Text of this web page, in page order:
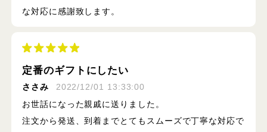
な対応に感謝致します。
定番のギフトにしたい
ささみ
2022/12/01 13:33:00
お世話になった親戚に送りました。
注文から発送、到着までとてもスムーズで丁寧な対応で